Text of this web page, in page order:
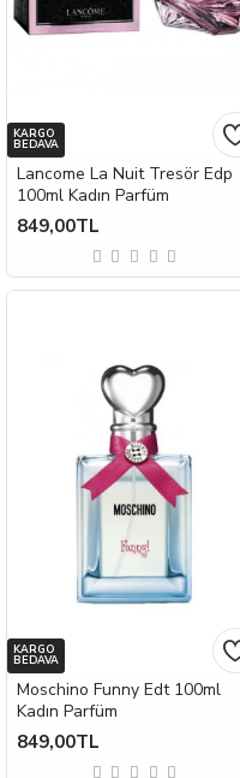
KARGO
BEDAVA
Lancome La Nuit Tresör Edp
100ml Kadın Parfüm
849,00TL
KARGO
BEDAVA
Moschino Funny Edt 100ml
Kadın Parfüm
849,00TL